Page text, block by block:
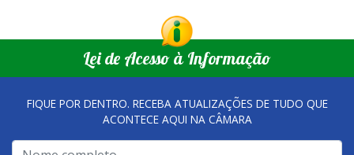
Lei de Acesso à Informação
FIQUE POR DENTRO. RECEBA ATUALIZAÇÕES DE TUDO QUE
ACONTECE AQUI NA CÂMARA